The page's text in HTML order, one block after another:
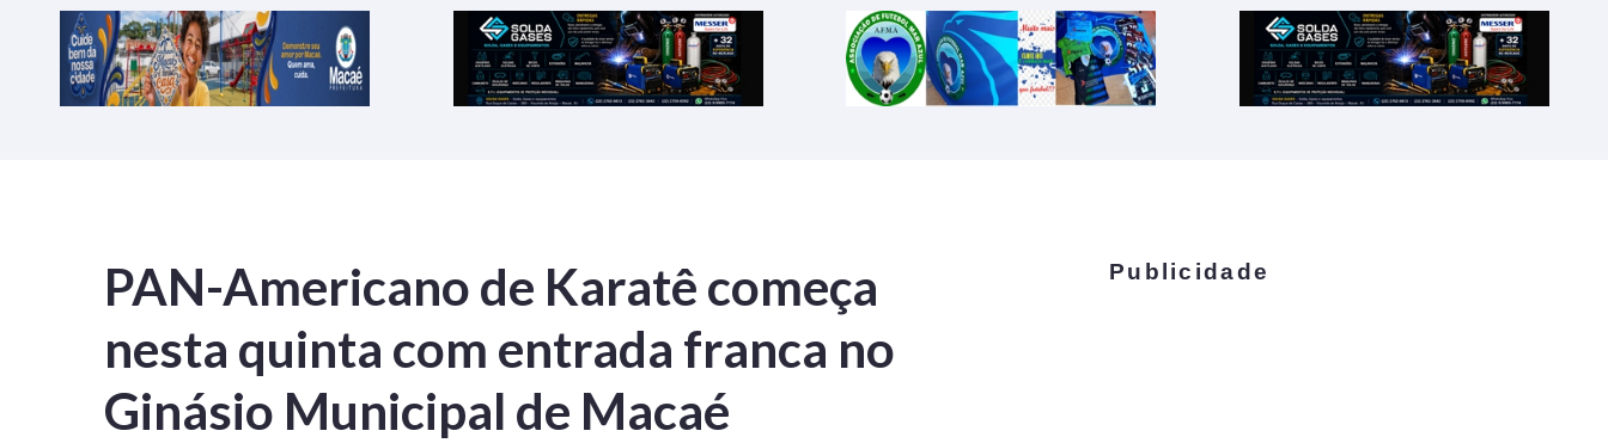
PAN-Americano de Karatê começa
nesta quinta com entrada franca no
Ginásio Municipal de Macaé
Publicidade